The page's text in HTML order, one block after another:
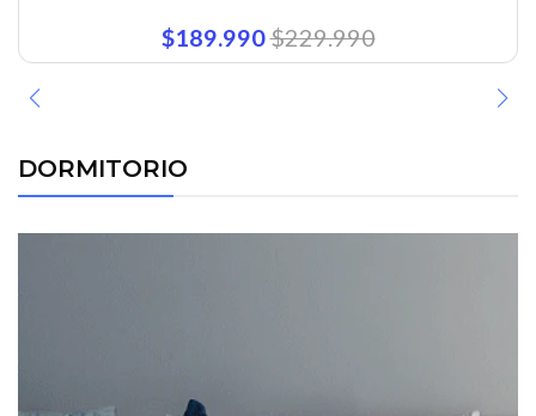
$189.990$229.990
DORMITORIO